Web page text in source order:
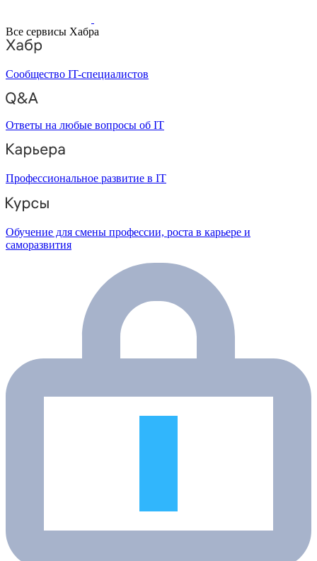
Все сервисы Хабра
Сообщество IT-специалистов
Ответы на любые вопросы об IT
Профессиональное развитие в IT
Обучение для смены профессии, роста в карьере и
саморазвития